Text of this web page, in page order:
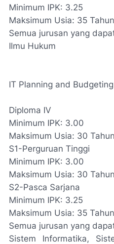
Minimum IPK: 3.25
Maksimum Usia: 35 Tahun
Semua jurusan yang
Ilmu Hukum
IT Planning and
Diploma IV
Minimum IPK: 3.00
Maksimum Usia: 30 Tahun
S1-Perguruan Tinggi
Minimum IPK: 3.00
Maksimum Usia: 30 Tahun
S2-Pasca Sarjana
Minimum IPK: 3.25
Maksimum Usia: 35 Tahun
Semua jurusan yang
Sistem Informatika,